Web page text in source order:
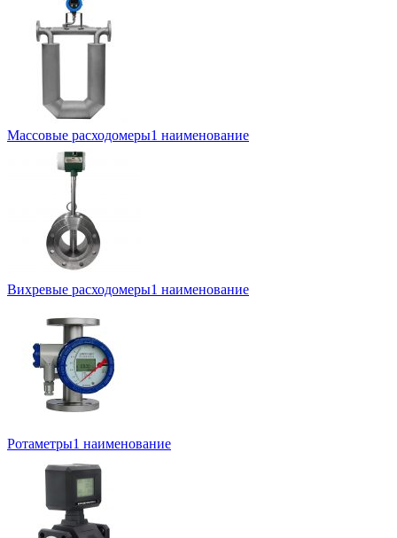
Массовые расходомеры1 наименование
Вихревые расходомеры1 наименование
Ротаметры1 наименование